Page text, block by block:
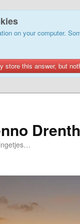
on your computer.
store this answer, but